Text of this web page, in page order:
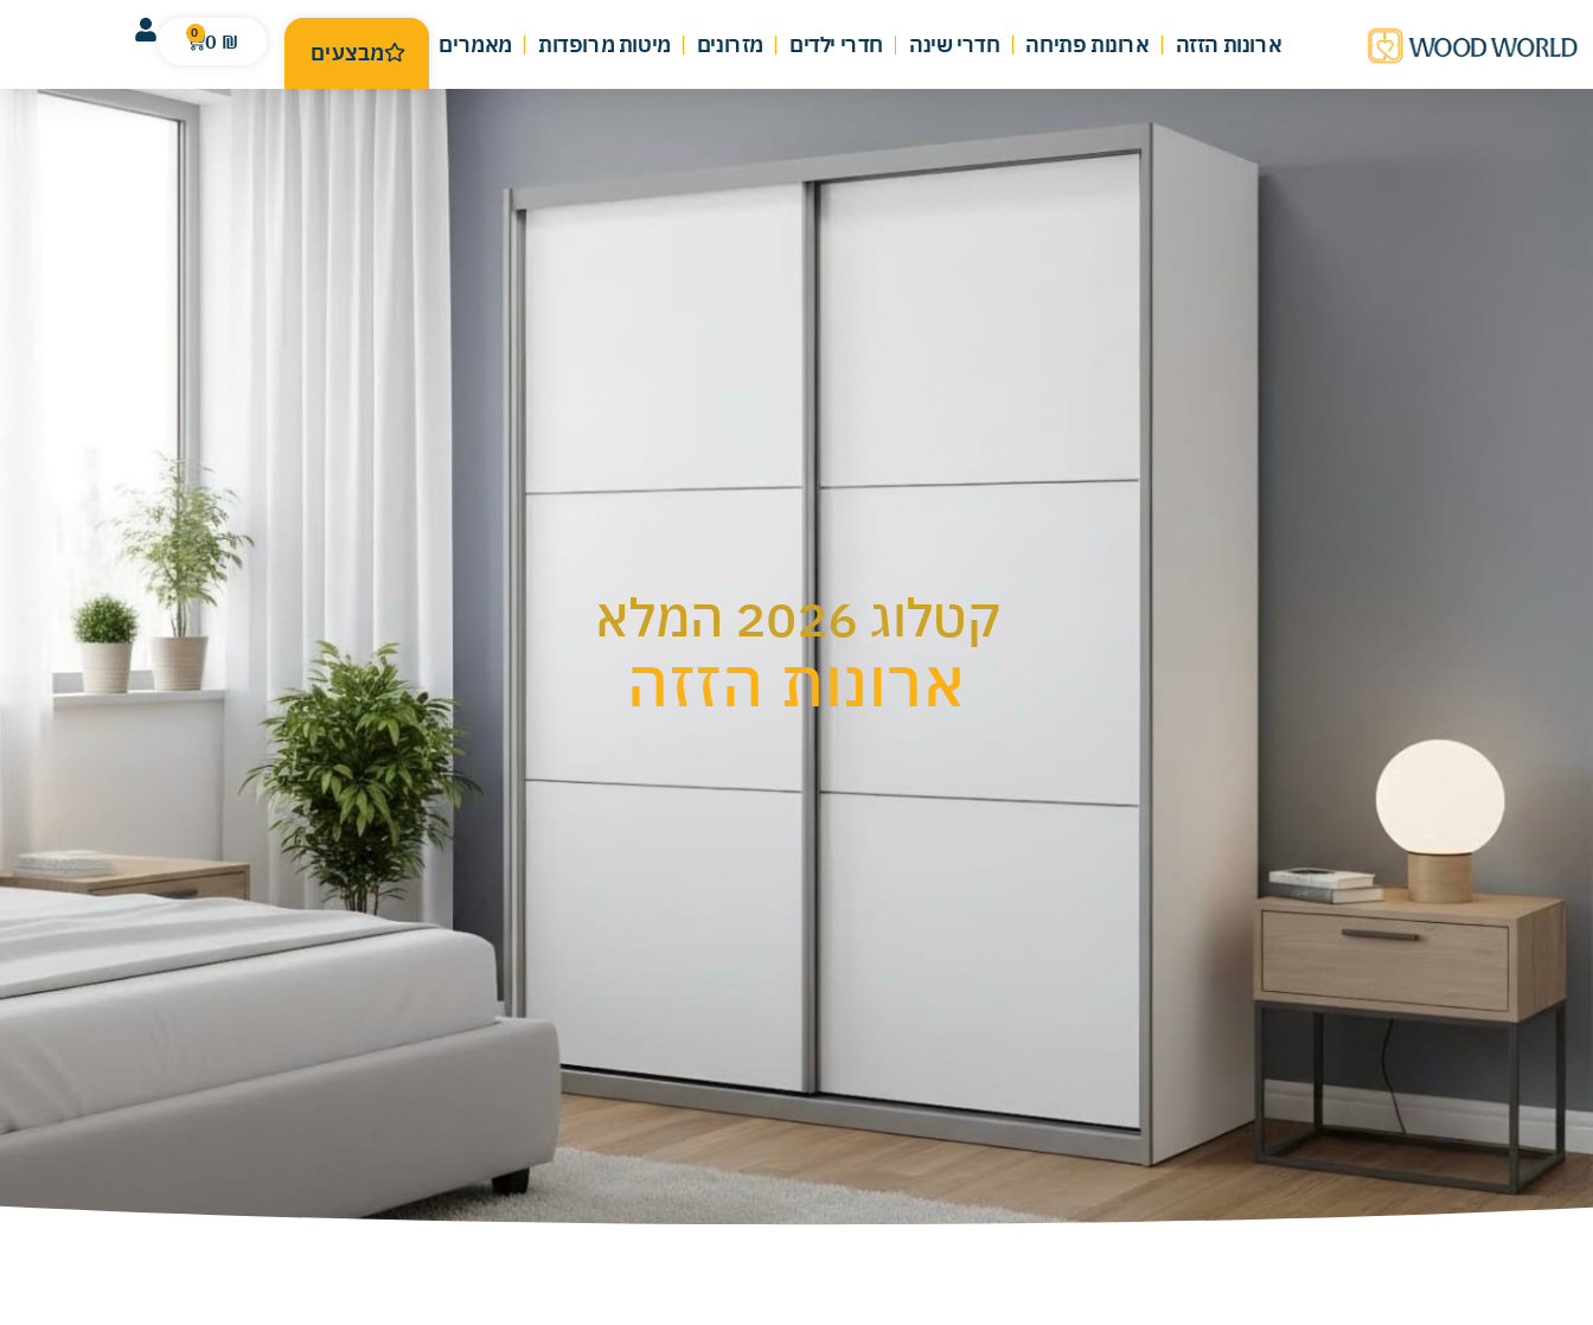
ארונות הזזה ארונות פתיחה חדרי שינה חדרי ילדים מזרונים מיטות מרופדות מאמרים מבצעים 0 ₪
0
קטלוג 2026 המלא
ארונות הזזה